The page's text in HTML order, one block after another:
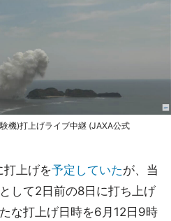
機)打上げライブ中継 (JAXA公式
上げを予定していたが、当
して2日前の8日に打ち上げ
な打上げ日時を6月12日9時